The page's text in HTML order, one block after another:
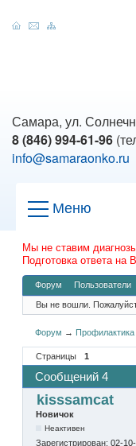
Самара, ул.
8 (846) 994-61-96
info@samaraonko.ru
Меню
Мы не ставим
Подготовка ответа на
Форум Пользователи
Вы не вошли.
Форум → Профилактика
Страницы 1
Сообщений 4
kisssamcat
Новичок
Неактивен
Зарегистрирован: 02-10-